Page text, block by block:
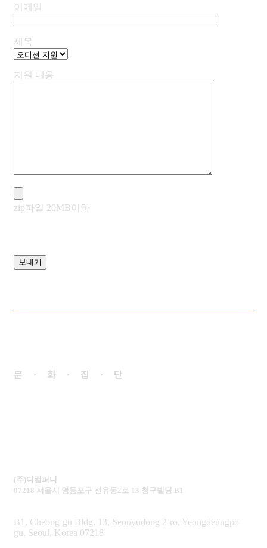
이메일
제목
지원 내용
zip파일 20MB이하
문·화·집·단
(주)디컴퍼니
07218 서울시 영등포구 선유동2로 13 청구빌딩 B1
B1, Cheong-gu Bldg. 13, Seonyudong 2-ro, Yeongdeungpo-
gu, Seoul, Korea 07218